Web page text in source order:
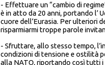
- Effettuare un “cambio di
è in atto da 20 anni, portando l’
cuore dell’Eurasia. Per ulteriori
risparmiarmi troppe parole
- Sfruttare, allo stesso tempo,
condizioni di tensione e ostilità
alla NATO, riportando così tutti